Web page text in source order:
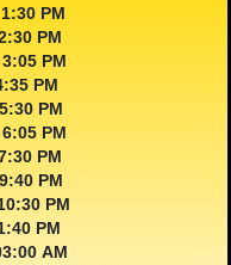
1:30 PM
PM
3:05 PM
PM
PM
6:05 PM
PM
9:40 PM
PM
PM
AM